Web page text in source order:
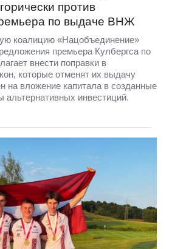
против
по выдаче ВНЖ
коалицию «Нацобъединение»
премьера Кулбергса по
внести поправки в
которые отменят их выдачу
на вложение капитала в созданные
альтернативных инвестиций.